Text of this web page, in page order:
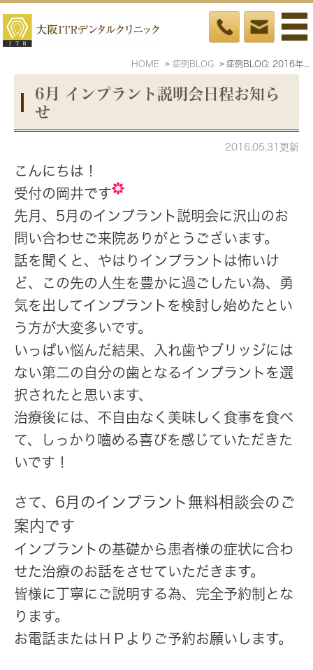
HOME 症例BLOG
6月 インプラント説明会日程お知ら
せ
2016.05.31更新
こんにちは！
受付の岡井です
先月、5月のインプラント説明会に沢山のお
問い合わせご来院ありがとうございます。
話を聞くと、やはりインプラントは怖いけ
ど、この先の人生を豊かに過ごしたい為、勇
気を出してインプラントを検討し始めたとい
う方が大変多いです。
いっぱい悩んだ結果、入れ歯やブリッジには
ない第二の自分の歯となるインプラントを選
択されたと思います、
治療後には、不自由なく美味しく食事を食べ
て、しっかり嚙める喜びを感じていただきた
いです！
さて、 6月のインプラント無料相談会のご
案内です
インプラントの基礎から患者様の症状に合わ
せた治療のお話をさせていただきます。
皆様に丁寧にご説明する為、完全予約制とな
ります。
お電話またはＨＰよりご予約お願いします。